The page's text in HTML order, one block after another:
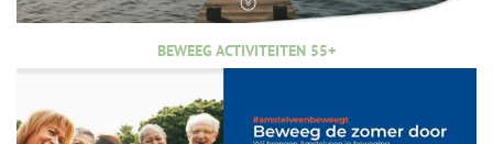
BEWEEG ACTIVITEITEN 55+